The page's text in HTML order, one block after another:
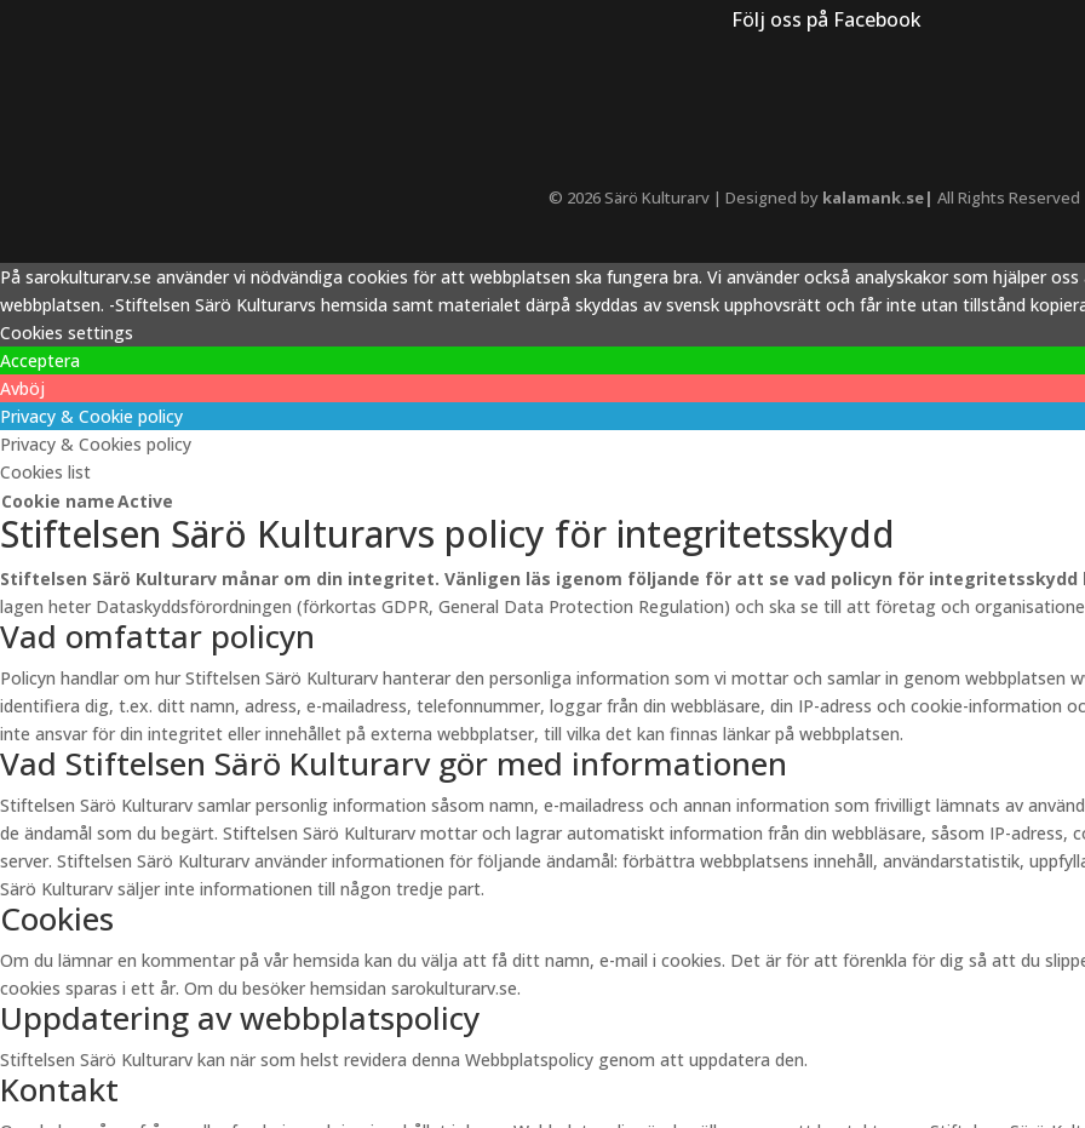
Följ oss på Facebook
© 2026 Särö Kulturarv | Designed by kalamank.se| All Rights Reserved
På sarokulturarv.se använder vi nödvändiga cookies för att webbplatsen ska fungera bra. Vi använder också analyskakor som hjälper
webbplatsen. -Stiftelsen Särö Kulturarvs hemsida samt materialet därpå skyddas av svensk upphovsrätt och får inte utan tillstånd
Cookies settings
Acceptera
Avböj
Privacy & Cookie policy
Privacy & Cookies policy
Cookies list
Cookie nameActive
Stiftelsen Särö Kulturarvs policy för integritetsskydd
Stiftelsen Särö Kulturarv månar om din integritet. Vänligen läs igenom följande för att se vad policyn för integritetsskydd
lagen heter Dataskyddsförordningen (förkortas GDPR, General Data Protection Regulation) och ska se till att företag och
Vad omfattar policyn
Policyn handlar om hur Stiftelsen Särö Kulturarv hanterar den personliga information som vi mottar och samlar in genom webbplatsen
identifiera dig, t.ex. ditt namn, adress, e-mailadress, telefonnummer, loggar från din webbläsare, din IP-adress och cookie-information
inte ansvar för din integritet eller innehållet på externa webbplatser, till vilka det kan finnas länkar på webbplatsen.
Vad Stiftelsen Särö Kulturarv gör med informationen
Stiftelsen Särö Kulturarv samlar personlig information såsom namn, e-mailadress och annan information som frivilligt lämnats av
de ändamål som du begärt. Stiftelsen Särö Kulturarv mottar och lagrar automatiskt information från din webbläsare, såsom IP-adress,
server. Stiftelsen Särö Kulturarv använder informationen för följande ändamål: förbättra webbplatsens innehåll, användarstatistik,
Särö Kulturarv säljer inte informationen till någon tredje part.
Cookies
Om du lämnar en kommentar på vår hemsida kan du välja att få ditt namn, e-mail i cookies. Det är för att förenkla för dig så att du
cookies sparas i ett år. Om du besöker hemsidan sarokulturarv.se.
Uppdatering av webbplatspolicy
Stiftelsen Särö Kulturarv kan när som helst revidera denna Webbplatspolicy genom att uppdatera den.
Kontakt